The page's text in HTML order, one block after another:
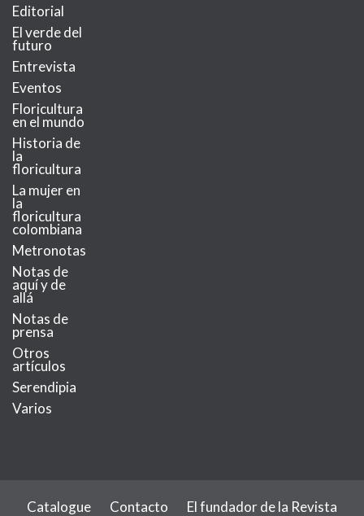
Editorial
El verde del
futuro
Entrevista
Eventos
Floricultura
en el mundo
Historia de
la
floricultura
La mujer en
la
floricultura
colombiana
Metronotas
Notas de
aquí y de
allá
Notas de
prensa
Otros
artículos
Serendipia
Varios
Catalogue Contacto El fundador de la Revista